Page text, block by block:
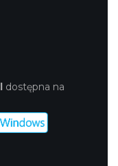
dostępna na